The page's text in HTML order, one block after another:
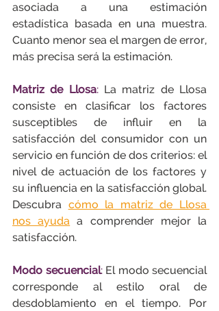
asociada a una estimación
estadística basada en una muestra.
Cuanto menor sea el margen de error,
más precisa será la estimación.
Matriz de Llosa: La matriz de Llosa
consiste en clasificar los factores
susceptibles de influir en la
satisfacción del consumidor con un
servicio en función de dos criterios: el
nivel de actuación de los factores y
su influencia en la satisfacción global.
Descubra cómo la matriz de Llosa
nos ayuda a comprender mejor la
satisfacción.
Modo secuencial: El modo secuencial
corresponde al estilo oral de
desdoblamiento en el tiempo. Por